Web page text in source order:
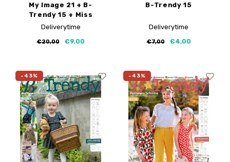
My Image 21 + B-
Trendy 15 + Miss
Doodle 2
Deliverytime
€20,00 €9,00
B-Trendy 15
Deliverytime
€7,00 €4,00
-43% -43%